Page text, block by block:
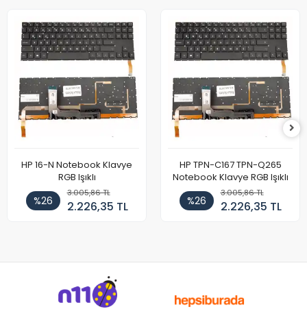
HP 16-N Notebook Klavye
RGB Işıklı
%26
3.005,86 TL
2.226,35 TL
HP TPN-C167 TPN-Q265
Notebook Klavye RGB Işıklı
%26
3.005,86 TL
2.226,35 TL